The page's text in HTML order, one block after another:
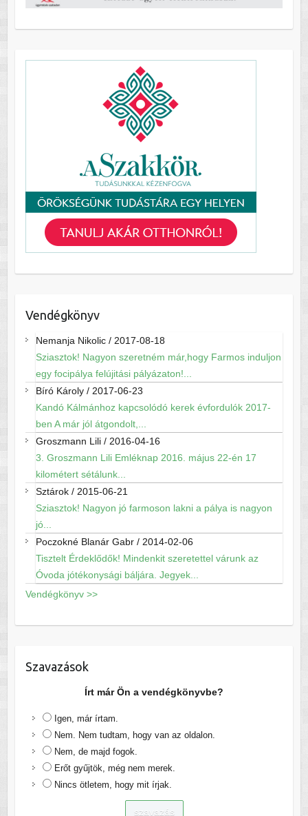
Vendégkönyv
Nemanja Nikolic/ 2017-08-18
Sziasztok! Nagyon szeretném már,hogy Farmos induljon
egy focipálya felújitási pályázaton!...
Bíró Károly/ 2017-06-23
Kandó Kálmánhoz kapcsolódó kerek évfordulók 2017-
ben A már jól átgondolt,...
Groszmann Lili/ 2016-04-16
3. Groszmann Lili Emléknap 2016. május 22-én 17
kilométert sétálunk...
Sztárok/ 2015-06-21
Sziasztok! Nagyon jó farmoson lakni a pálya is nagyon
jó...
Poczokné Blanár Gabr/ 2014-02-06
Tisztelt Érdeklődők! Mindenkit szeretettel várunk az
Óvoda jótékonysági báljára. Jegyek...
Vendégkönyv >>
Szavazások
Írt már Ön a vendégkönyvbe?
Igen, már írtam.
Nem. Nem tudtam, hogy van az oldalon.
Nem, de majd fogok.
Erőt gyűjtök, még nem merek.
Nincs ötletem, hogy mit írjak.